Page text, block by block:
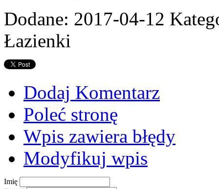
Dodane: 2017-04-12
Łazienki
Dodaj Komentarz
Poleć stronę
Wpis zawiera błędy
Modyfikuj wpis
Imię